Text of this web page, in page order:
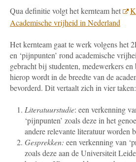
Qua definitie volgt het kernteam het
Academische vrijheid in Nederland
Het kernteam gaat te werk volgens het
en ‘pijnpunten’ rond academische
gebrachtbij studenten, medewerkers en
hierop wordt in de breedte van de
bevorderd. Dit vertaalt zich in vier taken:
Literatuurstudie: een verkenning
‘pijnpunten’ zoals deze in het
andere relevante literatuur worden
Gesprekken: een verkenning van
zoals deze aan de Universiteit